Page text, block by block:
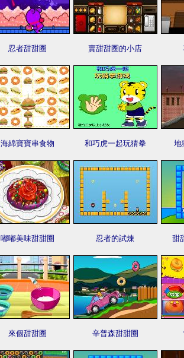
忍者甜甜圈 賣甜甜圈的小店
海綿寶寶串食物 和巧虎一起玩猜拳 地
嘟嘟美味甜甜圈 忍者的試煉 甜
來個甜甜圈 辛普森甜甜圈